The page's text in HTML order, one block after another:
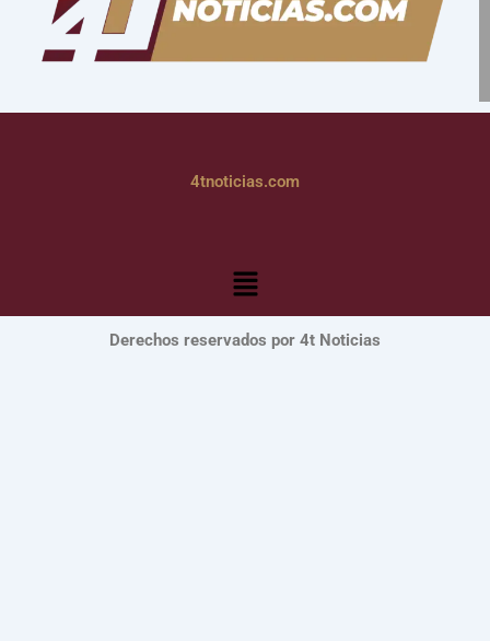
4tnoticias.com
Menú
Derechos reservados por 4t Noticias